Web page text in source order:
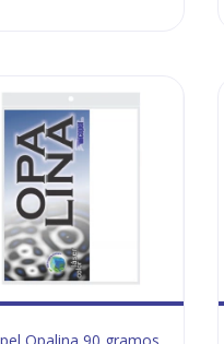
Opalina 90 gramos